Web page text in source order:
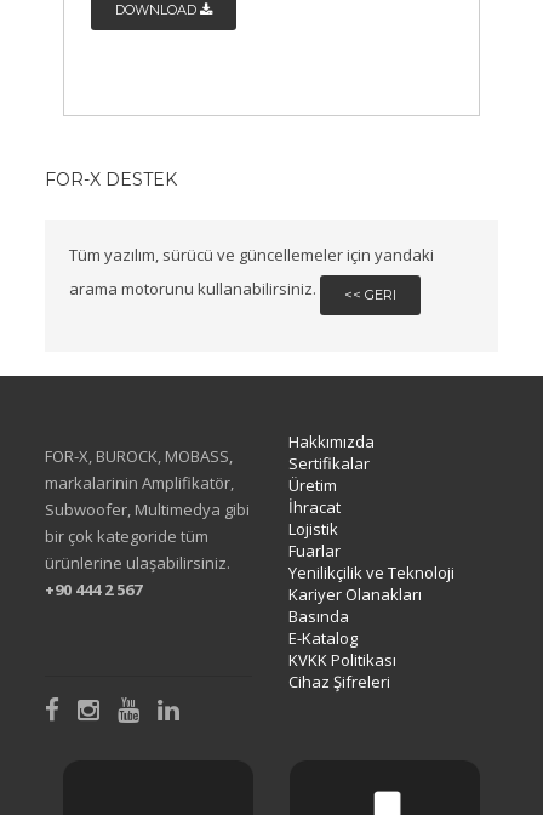
DOWNLOAD
FOR-X DESTEK
Tüm yazılım, sürücü ve güncellemeler için yandaki
arama motorunu kullanabilirsiniz.
<< GERI
FOR-X, BUROCK, MOBASS,
markalarinin Amplifikatör,
Subwoofer, Multimedya gibi
bir çok kategoride tüm
ürünlerine ulaşabilirsiniz.
+90 444 2 567
Hakkımızda
Sertifikalar
Üretim
İhracat
Lojistik
Fuarlar
Yenilikçilik ve Teknoloji
Kariyer Olanakları
Basında
E-Katalog
KVKK Politikası
Cihaz Şifreleri